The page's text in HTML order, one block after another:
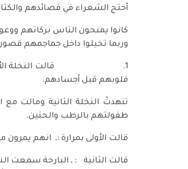
أحتج الشعراء في قصائدهم
كانوا يمنحون الناس بركاتهم
وربما تخيلوا داخل جماجمهم
1.
قالت النخلة
قلوبهم قبل أجسادهم.
تنهدتْ النخلة الثانية ومالت
طفولتهم بالرطب والحنين.
قالت الأولى بمرارة :ـ انهم يمرون
قالت الثانية : ـ البارحة سمعت